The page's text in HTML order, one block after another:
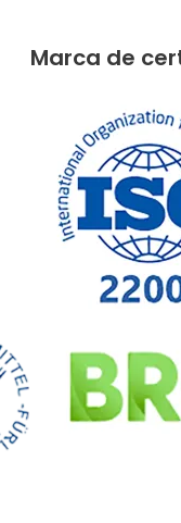
Marca de